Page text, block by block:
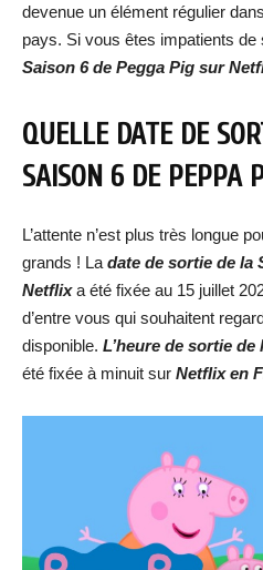
devenue un élément régulier
pays. Si vous êtes impatients de
Saison 6 de Pegga Pig sur
QUELLE DATE DE
SAISON 6 DE PEPPA
L’attente n’est plus très longue
grands ! La date de sortie de la
Netflixa été fixée au 15 juillet
d’entre vous qui souhaitent
disponible. L’heure de sortie
été fixée à minuit sur Netflix en